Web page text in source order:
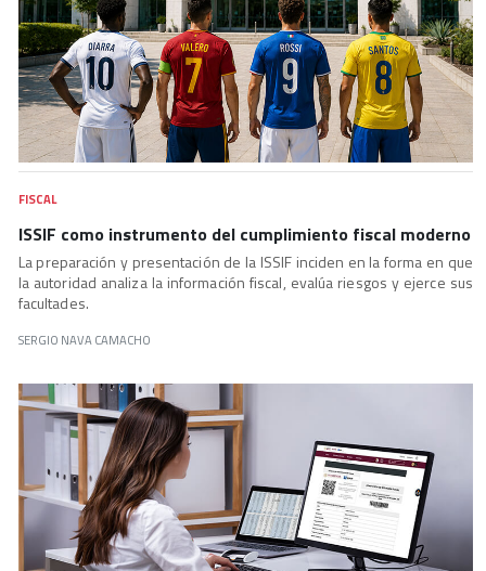
FISCAL
ISSIF como instrumento del cumplimiento fiscal moderno
La preparación y presentación de la ISSIF inciden en la forma en que
la autoridad analiza la información fiscal, evalúa riesgos y ejerce sus
facultades.
SERGIO NAVA CAMACHO